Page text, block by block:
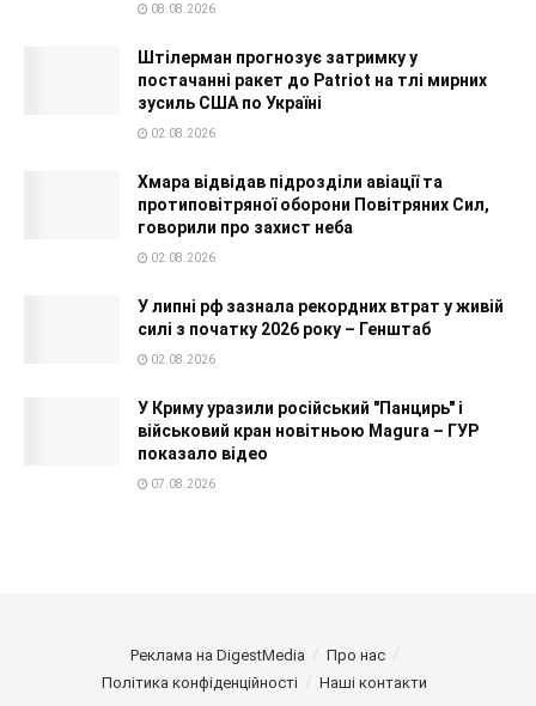
08.08.2026
Штілерман прогнозує затримку у
постачанні ракет до Patriot на тлі мирних
зусиль США по Україні
02.08.2026
Хмара відвідав підрозділи авіації та
протиповітряної оборони Повітряних Сил,
говорили про захист неба
02.08.2026
У липні рф зазнала рекордних втрат у живій
силі з початку 2026 року – Генштаб
02.08.2026
У Криму уразили російський "Панцирь" і
військовий кран новітньою Magura – ГУР
показало відео
07.08.2026
Реклама на DigestMedia
Про нас
Політика конфіденційності
Наші контакти